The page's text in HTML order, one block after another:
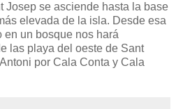
Josep se asciende hasta la base
elevada de la isla. Desde esa
en un bosque nos hará
las playa del oeste de Sant
por Cala Conta y Cala